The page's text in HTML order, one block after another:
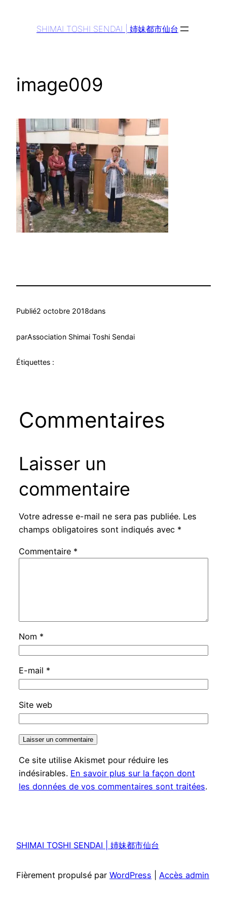
SHIMAI TOSHI SENDAI | 姉妹都市仙台
image009
Publié2 octobre 2018dans
parAssociation Shimai Toshi Sendai
Étiquettes :
Commentaires
Laisser un
commentaire
Votre adresse e-mail ne sera pas publiée. Les
champs obligatoires sont indiqués avec *
Commentaire *
Nom *
E-mail *
Site web
Ce site utilise Akismet pour réduire les
indésirables. En savoir plus sur la façon dont
les données de vos commentaires sont traitées.
SHIMAI TOSHI SENDAI | 姉妹都市仙台
Fièrement propulsé par WordPress Accès admin